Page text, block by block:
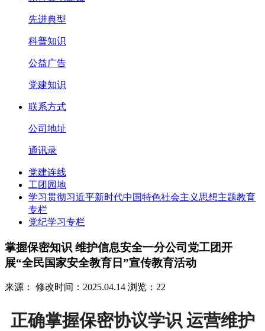
先进典型
科普知识
公益广告
党建知识
联系方式
公司地址
通讯录
党建连线
工团园地
学习贯彻习近平新时代中国特色社会主义思想主题教育
专栏
党纪学习专栏
掌握保密知识 维护信息安全一分公司党工团开
展“全民国家安全教育日”宣传教育活动
来源： 修改时间：2025.04.14 浏览：22
正确掌握保密协议学识 运营维护